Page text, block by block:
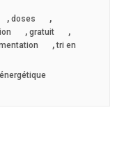
, doses ,
, gratuit ,
,tri en